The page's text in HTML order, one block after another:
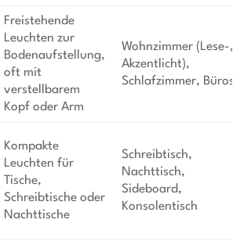
Freistehende
Leuchten zur
Bodenaufstellung,
oft mit
verstellbarem
Kopf oder Arm
Wohnzimmer (Lese-,
Akzentlicht),
Schlafzimmer, Büros
Kompakte
Leuchten für
Tische,
Schreibtische oder
Nachttische
Schreibtisch,
Nachttisch,
Sideboard,
Konsolentisch